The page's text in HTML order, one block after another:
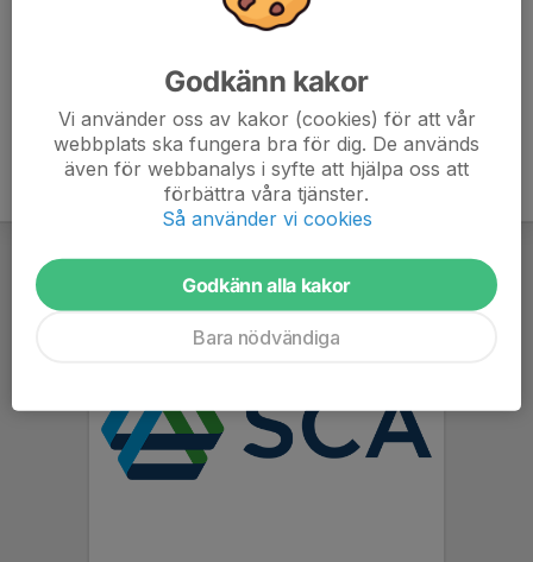
Lagledare
Godkänn kakor
Vi använder oss av kakor (cookies) för att vår
webbplats ska fungera bra för dig. De används
även för webbanalys i syfte att hjälpa oss att
förbättra våra tjänster.
Så använder vi cookies
Godkänn alla kakor
Bara nödvändiga